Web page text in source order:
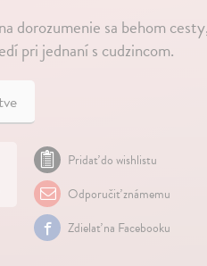
dorozumenie sa behom
pri jednaní s cudzincom.
Pridať do wishlistu
Odporučiť známemu
Zdielať na Facebooku